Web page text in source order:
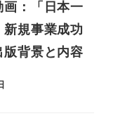
画：「日本一
規事業成功
背景と内容